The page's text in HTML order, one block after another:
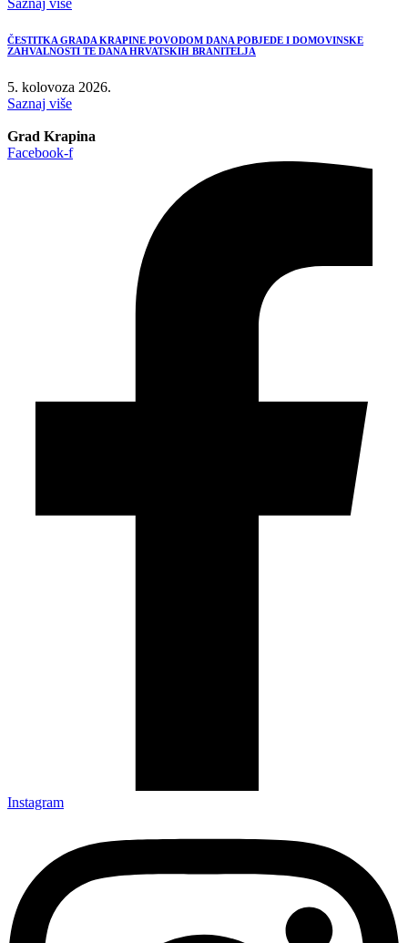
ČESTITKA GRADA KRAPINE POVODOM DANA POBJEDE I DOMOVINSKE
ZAHVALNOSTI TE DANA HRVATSKIH BRANITELJA
5. kolovoza 2026.
Saznaj više
Grad Krapina
Facebook-f
Instagram